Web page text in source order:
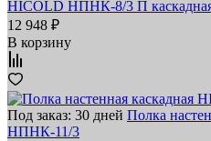
HICOLD НПНК-8/3 П
12 948 ₽
В корзину
Под заказ: 30 дней Полка
НПНК-11/3